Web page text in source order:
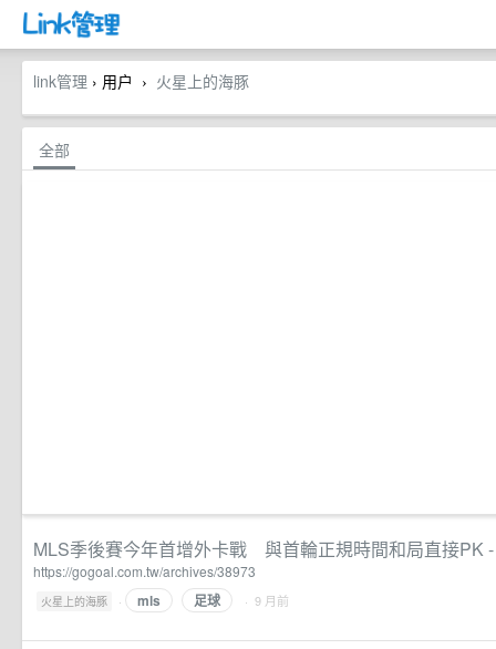
link管理 › 用户 › 火星上的海豚
全部
MLS季後賽今年首增外卡戰 與首輪正規時間和局直接PK
https://gogoal.com.tw/archives/38973
火星上的海豚 · mls 足球 · 9 月前